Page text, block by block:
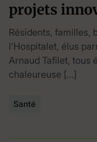
projets
Résidents, familles,
l’Hospitalet, élus
Arnaud Tafilet, tous
chaleureuse […]
Santé